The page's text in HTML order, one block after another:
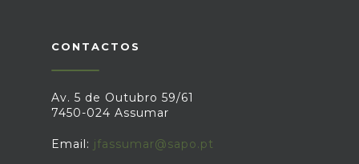
CONTACTOS
Av. 5 de Outubro 59/61
7450-024 Assumar
Email: jfassumar@sapo.pt